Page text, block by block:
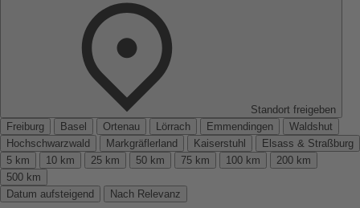
Standort freigeben
Freiburg
Basel Ortenau Lörrach Emmendingen
Waldshut
Hochschwarzwald
Markgräflerland Kaiserstuhl
Elsass & Straßburg
5 km
10 km 25 km 50 km 75 km 100 km
200 km
500 km
Datum aufsteigend
Nach Relevanz